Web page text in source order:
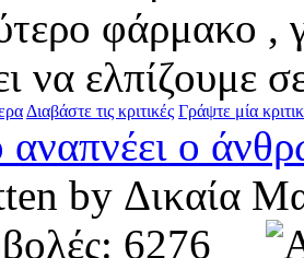
φάρμακο ,
να ελπίζουμε
Διαβάστε τις κριτικές Γράψτε μία
ο
by Δικαία
6276